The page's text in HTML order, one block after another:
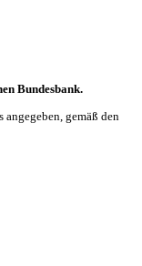
Bundesbank.
gemäß den